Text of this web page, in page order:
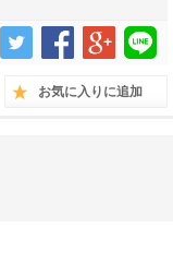
お気に入りに追加